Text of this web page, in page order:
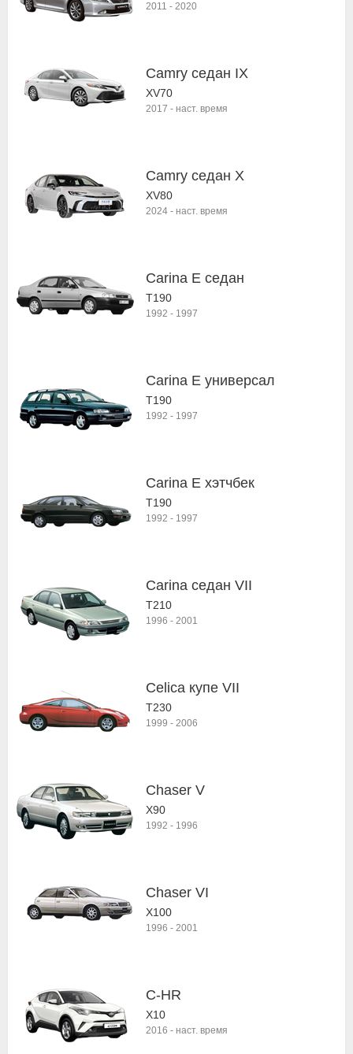
2011 - 2020
Camry седан IX
XV70
2017 - наст. время
Camry седан X
XV80
2024 - наст. время
Carina E седан
T190
1992 - 1997
Carina E универсал
T190
1992 - 1997
Carina E хэтчбек
T190
1992 - 1997
Carina седан VII
T210
1996 - 2001
Celica купе VII
T230
1999 - 2006
Chaser V
X90
1992 - 1996
Chaser VI
X100
1996 - 2001
C-HR
X10
2016 - наст. время